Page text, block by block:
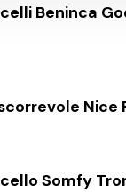
Beninca
Nice
Somfy